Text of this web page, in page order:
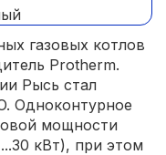
газовых котлов
Protherm.
Рысь стал
Одноконтурное
мощности
кВт), при этом